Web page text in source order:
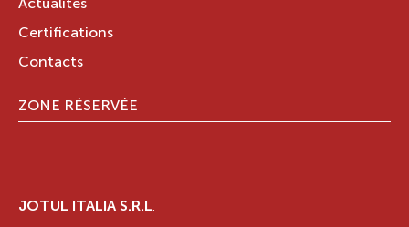
Actualités
Certifications
Contacts
ZONE RÉSERVÉE
JOTUL ITALIA S.R.L.